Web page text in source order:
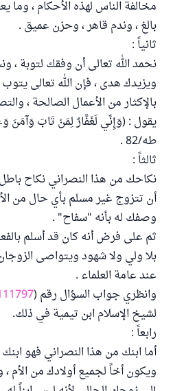
مخالفة الناس لهذه الأحكام ،
بالغ ، وندم قاهر ، وحزن عميق .
ثانياً :
نحمد الله تعالى أن وفقك لتوبة ،
ويزيدك هدى ، فإن الله تعالى
بالإكثار من الأعمال الصالحة ،
يقول : (وَإِنِّي لَغَفَّارٌ لِمَنْ تَابَ
طه/82 .
ثالثاً :
نكاحك من هذا النصراني نكاح باطل
أن تتزوج غير مسلم بأي حال من
وصفك له بأنه "سفاح" .
ثم على فرض أنه كان قد أسلم
بلا ولي ولا شهود ويتواصى
عند عامة العلماء .
وانظري جواب السؤال رقم (
لشيخ الإسلام ابن تيمية في ذلك.
رابعاً :
أما ابنك من هذا النصراني فهو
ويكون أخاً لجميع أولادك من الأم